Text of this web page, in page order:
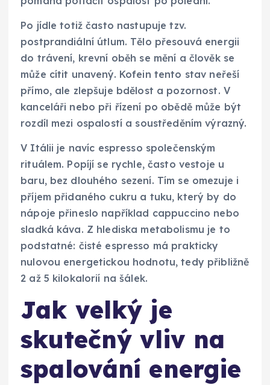
Po jídle totiž často nastupuje tzv.
postprandiální útlum. Tělo přesouvá energii
do trávení, krevní oběh se mění a člověk se
může cítit unavený. Kofein tento stav neřeší
přímo, ale zlepšuje bdělost a pozornost. V
kanceláři nebo při řízení po obědě může být
rozdíl mezi ospalostí a soustředěním výrazný.
V Itálii je navíc espresso společenským
rituálem. Popíjí se rychle, často vestoje u
baru, bez dlouhého sezení. Tím se omezuje i
příjem přidaného cukru a tuku, který by do
nápoje přineslo například cappuccino nebo
sladká káva. Z hlediska metabolismu je to
podstatné: čisté espresso má prakticky
nulovou energetickou hodnotu, tedy přibližně
2 až 5 kilokalorií na šálek.
Jak velký je
skutečný vliv na
spalování energie